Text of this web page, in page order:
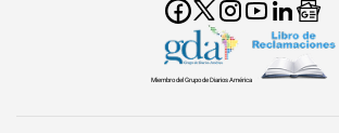
Miembro del Grupo de Diarios América